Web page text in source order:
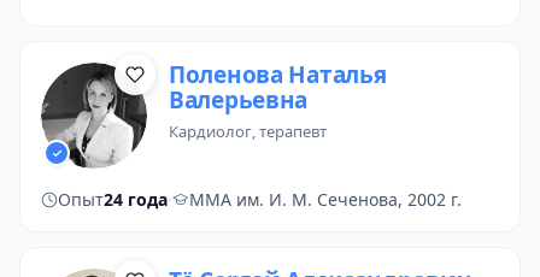
Поленова Наталья
Валерьевна
кардиолог, терапевт
Опыт24 года· ММА им. И. М. Сеченова, 2002 г.